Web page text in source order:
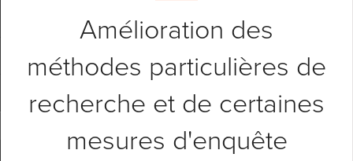
Amélioration des
méthodes particulières de
recherche et de certaines
mesures d'enquête